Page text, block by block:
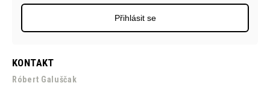
KONTAKT
Róbert Galuščak
Přihlásit se